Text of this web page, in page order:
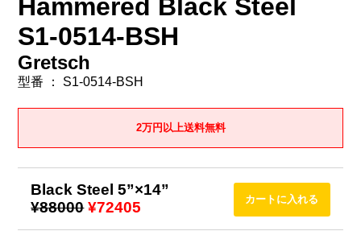
Hammered Black Steel
S1-0514-BSH
Gretsch
型番 ： S1-0514-BSH
2万円以上送料無料
Black Steel 5”×14”
¥88000 ¥72405